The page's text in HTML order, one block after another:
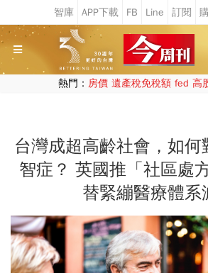
熱門： 房價 遺產稅免稅額 fed 高
台灣成超高齡社會，如何
智症？ 英國推「社區處
替緊繃醫療體系